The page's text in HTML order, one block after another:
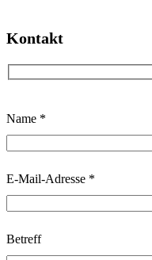
Kontakt
t
t
e
a
Name *
E-Mail-Adresse *
Betreff